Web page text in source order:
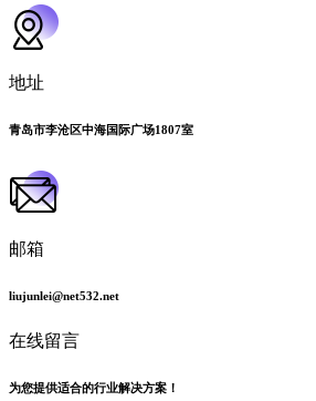
地址
青岛市李沧区中海国际广场1807室
邮箱
liujunlei@net532.net
在线留言
为您提供适合的行业解决方案！